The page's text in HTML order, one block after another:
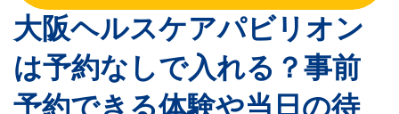
大阪ヘルスケアパビリオン
は予約なしで入れる？事前
予約できる体験や当日の待